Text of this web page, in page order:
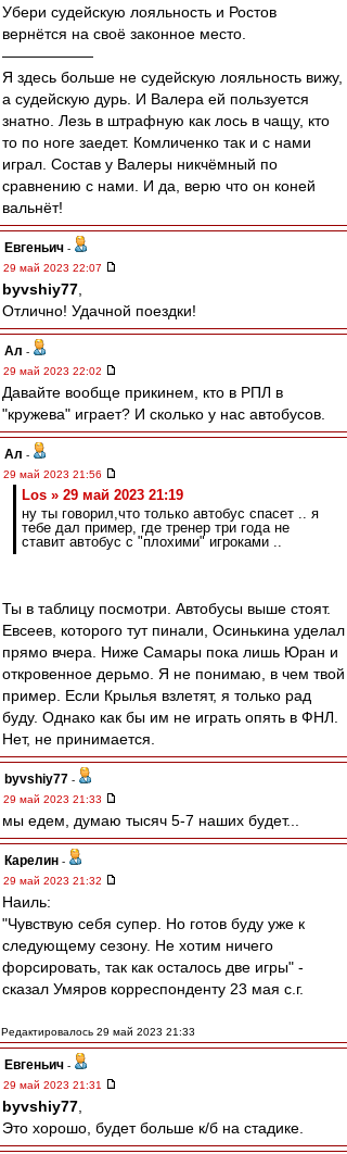
Убери судейскую лояльность и Ростов
вернётся на своё законное место.
——————
Я здесь больше не судейскую лояльность вижу,
а судейскую дурь. И Валера ей пользуется
знатно. Лезь в штрафную как лось в чащу, кто
то по ноге заедет. Комличенко так и с нами
играл. Состав у Валеры никчёмный по
сравнению с нами. И да, верю что он коней
вальнёт!
Евгеньич -
29 май 2023 22:07
byvshiy77
Отлично! Удачной поездки!
Ал -
29 май 2023 22:02
Давайте вообще прикинем, кто в РПЛ в
"кружева" играет? И сколько у нас автобусов.
Ал -
29 май 2023 21:56
Los » 29 май 2023 21:19
ну ты говорил,что только автобус спасет .. я
тебе дал пример, где тренер три года не
ставит автобус с "плохими" игроками ..
Ты в таблицу посмотри. Автобусы выше стоят.
Евсеев, которого тут пинали, Осинькина уделал
прямо вчера. Ниже Самары пока лишь Юран и
откровенное дерьмо. Я не понимаю, в чем твой
пример. Если Крылья взлетят, я только рад
буду. Однако как бы им не играть опять в ФНЛ.
Нет, не принимается.
byvshiy77 -
29 май 2023 21:33
мы едем, думаю тысяч 5-7 наших будет...
Карелин -
29 май 2023 21:32
Наиль:
"Чувствую себя супер. Но готов буду уже к
следующему сезону. Не хотим ничего
форсировать, так как осталось две игры" -
сказал Умяров корреспонденту 23 мая с.г.
Редактировалось 29 май 2023 21:33
Евгеньич -
29 май 2023 21:31
byvshiy77
Это хорошо, будет больше к/б на стадике.